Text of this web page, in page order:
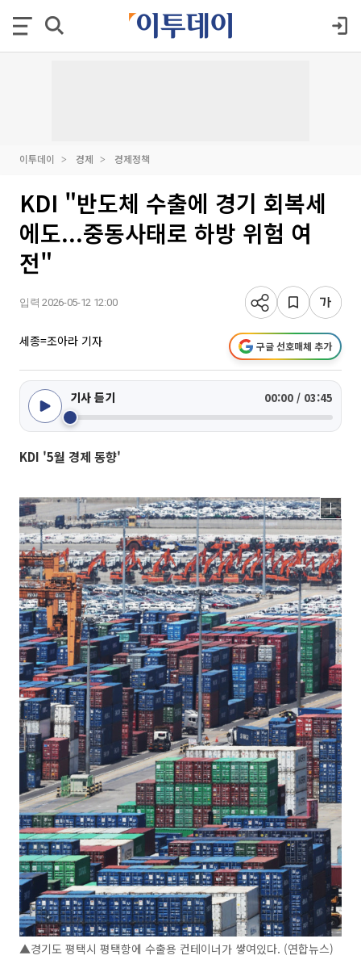
이투데이 경제 경제정책
KDI "반도체 수출에 경기 회복세
에도...중동사태로 하방 위험 여
전"
입력 2026-05-12 12:00
세종=조아라 기자 구글 선호매체 추가
기사 듣기 00:00 / 03:45
KDI '5월 경제 동향'
▲경기도 평택시 평택항에 수출용 컨테이너가 쌓여있다. (연합뉴스)